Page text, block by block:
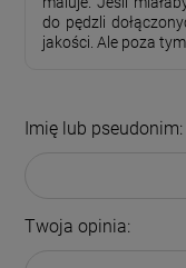
do pędzli
jakości. Ale poza
Imię lub pseudonim:
Twoja opinia: